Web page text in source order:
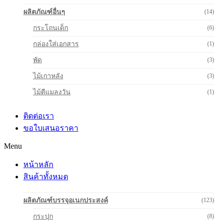
ผลิตภัณฑ์อื่นๆ (14)
กระโถนเด็ก (6)
กล่องใส่เอกสาร (1)
พัด (3)
ไม้เกาหลัง (3)
ไม้ตีแมลงวัน (1)
ติดต่อเรา
ขอใบเสนอราคา
Menu
หน้าหลัก
สินค้าทั้งหมด
ผลิตภัณฑ์บรรจุอเนกประสงค์ (123)
กระปุก (8)